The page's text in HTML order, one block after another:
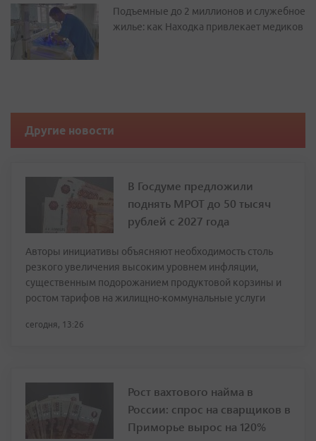
Подъемные до 2 миллионов и служебное
жилье: как Находка привлекает медиков
Другие новости
В Госдуме предложили
поднять МРОТ до 50 тысяч
рублей с 2027 года
Авторы инициативы объясняют необходимость столь
резкого увеличения высоким уровнем инфляции,
существенным подорожанием продуктовой корзины и
ростом тарифов на жилищно-коммунальные услуги
сегодня, 13:26
Рост вахтового найма в
России: спрос на сварщиков в
Приморье вырос на 120%